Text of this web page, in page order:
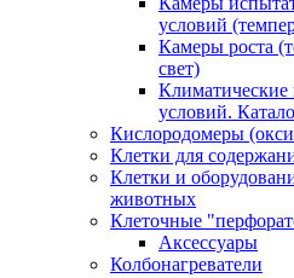
условий
Камеры роста
свет)
условий.
Кислородомеры
Клетки для
Клетки и
животных
Клеточные
Аксессуары
Колбонагреватели